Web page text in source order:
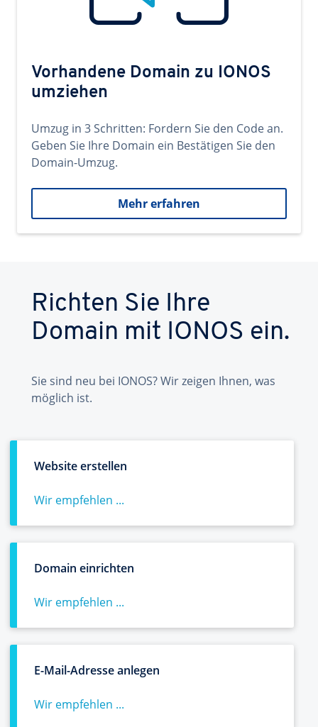
Vorhandene Domain zu IONOS
umziehen
Umzug in 3 Schritten: Fordern Sie den Code an.
Geben Sie Ihre Domain ein Bestätigen Sie den
Domain-Umzug.
Mehr erfahren
Richten Sie Ihre
Domain mit IONOS ein.
Sie sind neu bei IONOS? Wir zeigen Ihnen, was
möglich ist.
Website erstellen
Wir empfehlen ...
Domain einrichten
Wir empfehlen ...
E-Mail-Adresse anlegen
Wir empfehlen ...